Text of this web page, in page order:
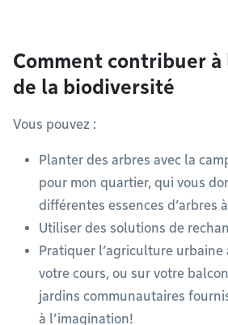
Comment contribuer
de la biodiversité
Vous pouvez :
Planter des arbres avec la
pour mon quartier, qui vous
différentes essences d’arbres
Utiliser des solutions de
Pratiquer l’agriculture urbaine
votre cours, ou sur votre
jardins communautaires
à l’imagination!